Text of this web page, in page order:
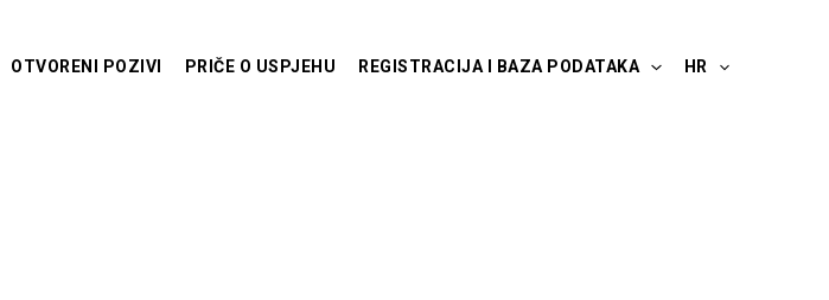
OTVORENI POZIVI PRIČE O USPJEHU REGISTRACIJA I BAZA PODATAKA HR